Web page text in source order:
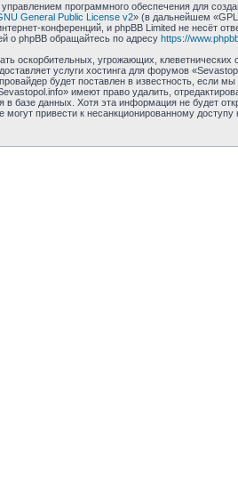
программного обеспечения для
General Public License v2» (в дальнейшем
конференций, и phpBB Limited не несёт
о phpBB обращайтесь по адресу https://
оскорбительных, угрожающих,
услуги хостинга для форумов
будет поставлен в известность, если
имеют право удалить,
в базе данных. Хотя эта информация не будет
могут привести к несанкционированному доступу